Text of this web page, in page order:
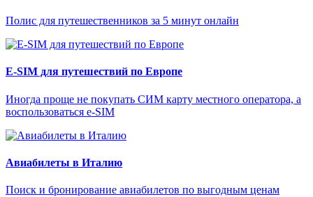
Полис для путешественников за 5 минут онлайн
E-SIM для путешествий по Европе
Иногда проще не покупать СИМ карту местного оператора, а
воспользоваться e-SIM
Авиабилеты в Италию
Поиск и бронирование авиабилетов по выгодным ценам